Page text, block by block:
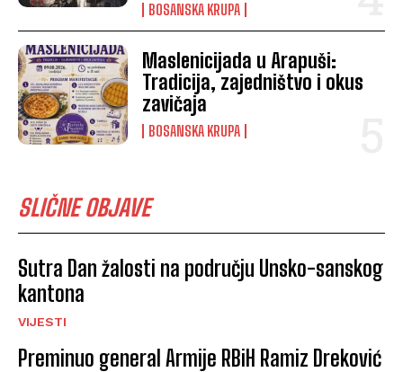
BOSANSKA KRUPA
Maslenicijada u Arapuši:
Tradicija, zajedništvo i okus
zavičaja
BOSANSKA KRUPA
SLIČNE OBJAVE
Sutra Dan žalosti na području Unsko-sanskog
kantona
VIJESTI
Preminuo general Armije RBiH Ramiz Dreković